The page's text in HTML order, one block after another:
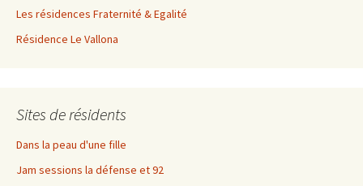
Les résidences Fraternité & Egalité
Résidence Le Vallona
Sites de résidents
Dans la peau d'une fille
Jam sessions la défense et 92